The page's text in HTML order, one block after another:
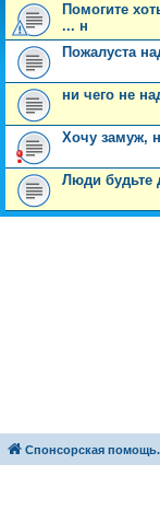
Помогите
... н
Пожалуста
ни чего не
Хочу замуж,
Люди будьте
Спонсорская помощь.